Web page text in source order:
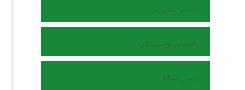
اطلاعات نشریه
راهنمای نویسندگان
ارسال مقاله